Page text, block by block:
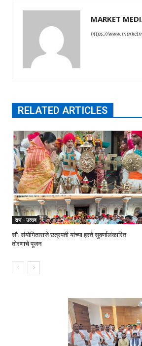
MARKET
https://
RELATED ARTICLES
सण - उत्सव
सौ. संयोगिताराजे छत्रपती यांच्या हस्ते सुवर्णालंकारित
तोरणाचे पूजन